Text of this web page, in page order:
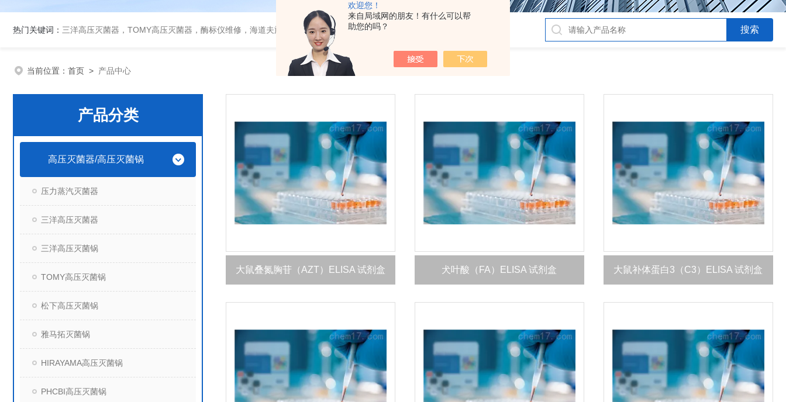
欢迎您！
来自局域网的朋友！有什么可以帮
助您的吗？
热门关键词： 三洋高压灭菌器，TOMY高压灭菌器，酶标仪维修，海道夫旋转蒸发仪
当前位置： 首页 > 产品中心
产品分类
高压灭菌器/高压灭菌锅
压力蒸汽灭菌器
三洋高压灭菌器
三洋高压灭菌锅
TOMY高压灭菌锅
松下高压灭菌锅
雅马拓灭菌锅
HIRAYAMA高压灭菌锅
PHCBI高压灭菌锅
大鼠叠氮胸苷（AZT）ELISA 试剂盒 犬叶酸（FA）ELISA 试剂盒 大鼠补体蛋白3（C3）ELISA 试剂盒